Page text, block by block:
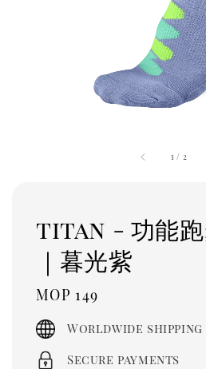
1 / 2
titan - 功能跑
｜暮光紫
Regular
price
MOP 149
Worldwide shipping
Secure payments